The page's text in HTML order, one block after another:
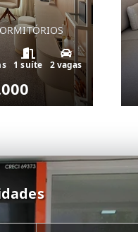
1 suíte 2 vagas